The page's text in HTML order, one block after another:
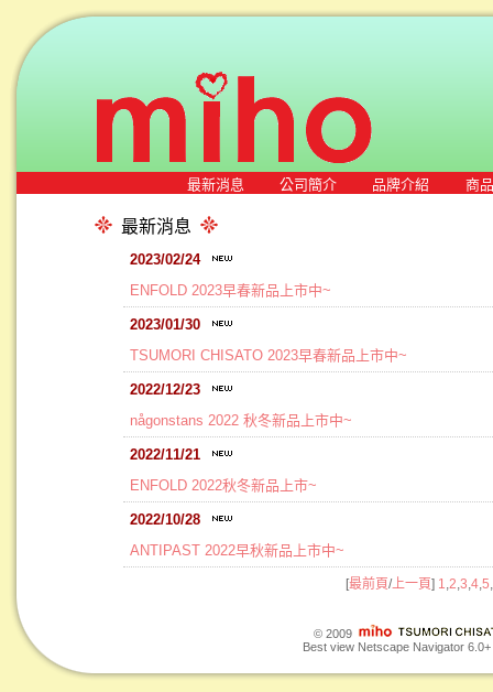
最新消息 公司簡介 品牌介紹 商
最新消息
2023/02/24
ENFOLD 2023早春新品上市中~
2023/01/30
TSUMORI CHISATO 2023早春新品上市中~
2022/12/23
någonstans 2022 秋冬新品上市中~
2022/11/21
ENFOLD 2022秋冬新品上市~
2022/10/28
ANTIPAST 2022早秋新品上市中~
[最前頁/上一頁] 1 2 3 4 5
© 2009
Best view Netscape Navigator